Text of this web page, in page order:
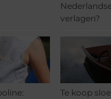
verlagen?
Te koop